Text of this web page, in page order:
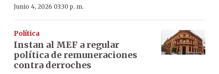
Junio 4, 2026 03:30 p. m.
Política
Instan al MEF a regular
política de remuneraciones
contra derroches